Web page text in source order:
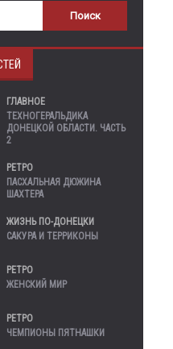
ГЛАВНОЕ
ТЕХНОГЕРАЛЬДИКА
ДОНЕЦКОЙ ОБЛАСТИ. ЧАСТЬ
2
РЕТРО
ПАСХАЛЬНАЯ ДЮЖИНА
ШАХТЕРА
ЖИЗНЬ ПО-ДОНЕЦКИ
САКУРА И ТЕРРИКОНЫ
РЕТРО
ЖЕНСКИЙ МИР
РЕТРО
ЧЕМПИОНЫ ПЯТНАШКИ